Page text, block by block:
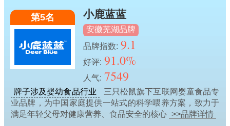
第5名 小鹿蓝蓝
安徽芜湖品牌
品牌指数: 9.1
好评: 91.0%
人气: 7549
牌子涉及婴幼食品行业
三只松鼠旗下互联网婴童食品专
业品牌，为中国家庭提供一站式的科学喂养方案，致力于
满足年轻父母对健康营养、食品安全的核心 >>品牌详情